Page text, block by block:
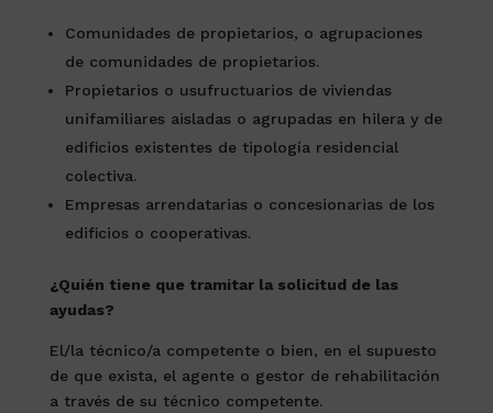
Comunidades de propietarios, o agrupaciones
de comunidades de propietarios.
Propietarios o usufructuarios de viviendas
unifamiliares aisladas o agrupadas en hilera y de
edificios existentes de tipología residencial
colectiva.
Empresas arrendatarias o concesionarias de los
edificios o cooperativas.
¿Quién tiene que tramitar la solicitud de las
ayudas?
El/la técnico/a competente o bien, en el supuesto
de que exista, el agente o gestor de rehabilitación
a través de su técnico competente.